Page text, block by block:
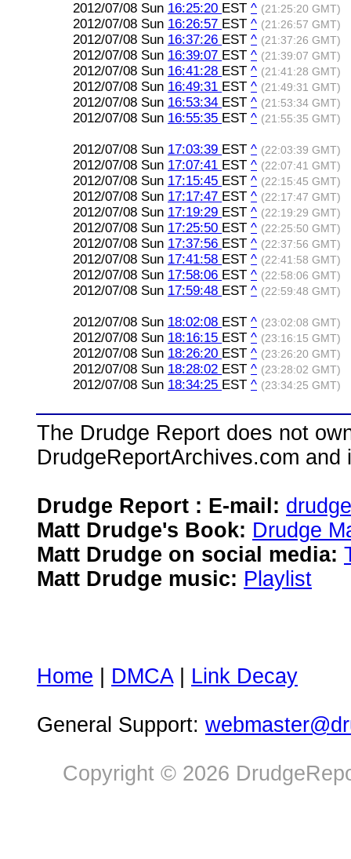
2012/07/08 Sun 16:25:20 EST ^ (21:25:20 GMT)
2012/07/08 Sun 16:26:57 EST ^ (21:26:57 GMT)
2012/07/08 Sun 16:37:26 EST ^ (21:37:26 GMT)
2012/07/08 Sun 16:39:07 EST ^ (21:39:07 GMT)
2012/07/08 Sun 16:41:28 EST ^ (21:41:28 GMT)
2012/07/08 Sun 16:49:31 EST ^ (21:49:31 GMT)
2012/07/08 Sun 16:53:34 EST ^ (21:53:34 GMT)
2012/07/08 Sun 16:55:35 EST ^ (21:55:35 GMT)
2012/07/08 Sun 17:03:39 EST ^ (22:03:39 GMT)
2012/07/08 Sun 17:07:41 EST ^ (22:07:41 GMT)
2012/07/08 Sun 17:15:45 EST ^ (22:15:45 GMT)
2012/07/08 Sun 17:17:47 EST ^ (22:17:47 GMT)
2012/07/08 Sun 17:19:29 EST ^ (22:19:29 GMT)
2012/07/08 Sun 17:25:50 EST ^ (22:25:50 GMT)
2012/07/08 Sun 17:37:56 EST ^ (22:37:56 GMT)
2012/07/08 Sun 17:41:58 EST ^ (22:41:58 GMT)
2012/07/08 Sun 17:58:06 EST ^ (22:58:06 GMT)
2012/07/08 Sun 17:59:48 EST ^ (22:59:48 GMT)
2012/07/08 Sun 18:02:08 EST ^ (23:02:08 GMT)
2012/07/08 Sun 18:16:15 EST ^ (23:16:15 GMT)
2012/07/08 Sun 18:26:20 EST ^ (23:26:20 GMT)
2012/07/08 Sun 18:28:02 EST ^ (23:28:02 GMT)
2012/07/08 Sun 18:34:25 EST ^ (23:34:25 GMT)
The Drudge Report does not
DrudgeReportArchives.com
Drudge Report : E-mail:
Matt Drudge's Book: Drudge
Matt Drudge on social media:
Matt Drudge music: Playlist
Home DMCA| Link Decay
General Support:
Copyright © 2026